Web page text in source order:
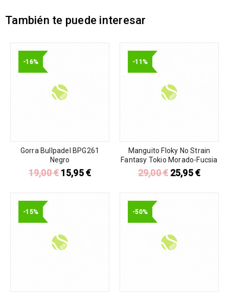
También te puede interesar
-16%
Gorra Bullpadel BPG261
Negro
19,00€ 15,95€
-11%
Manguito Floky No Strain
Fantasy Tokio Morado-Fucsia
29,00€ 25,95€
-15% -50%